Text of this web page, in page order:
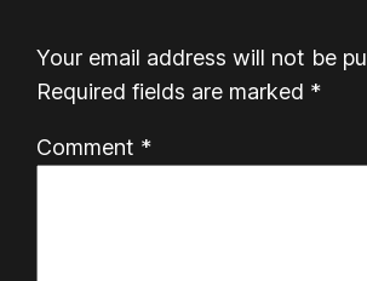
Your email address will not be
Required fields are marked *
Comment *